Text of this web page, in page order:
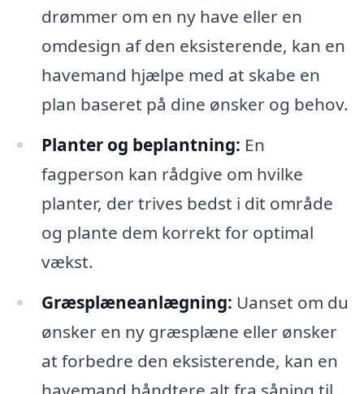
drømmer om en ny have eller en
omdesign af den eksisterende, kan en
havemand hjælpe med at skabe en
plan baseret på dine ønsker og behov.
Planter og beplantning: En
fagperson kan rådgive om hvilke
planter, der trives bedst i dit område
og plante dem korrekt for optimal
vækst.
Græsplæneanlægning: Uanset om du
ønsker en ny græsplæne eller ønsker
at forbedre den eksisterende, kan en